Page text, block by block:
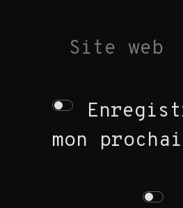
Site web
mon